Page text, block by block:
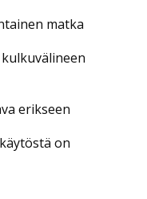
matka
erikseen
on